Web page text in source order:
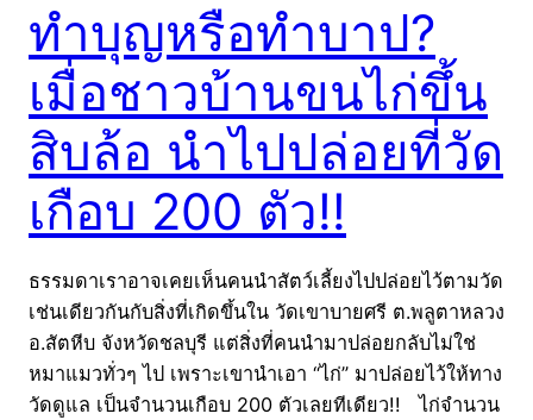
ทำบุญหรือทำบาป?
เมื่อชาวบ้านขนไก่ขึ้น
สิบล้อ นำไปปล่อยที่วัด
เกือบ 200 ตัว!!
ธรรมดาเราอาจเคยเห็นคนนำสัตว์เลี้ยงไปปล่อยไว้ตามวัด
เช่นเดียวกันกับสิ่งที่เกิดขึ้นใน วัดเขาบายศรี ต.พลูตาหลวง
อ.สัตหีบ จังหวัดชลบุรี แต่สิ่งที่คนนำมาปล่อยกลับไม่ใช่
หมาแมวทั่วๆ ไป เพราะเขานำเอา “ไก่” มาปล่อยไว้ให้ทาง
วัดดูแล เป็นจำนวนเกือบ 200 ตัวเลยทีเดียว!! ไก่จำนวน